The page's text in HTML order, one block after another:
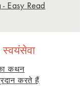
Easy Read
कथन
करते हैं